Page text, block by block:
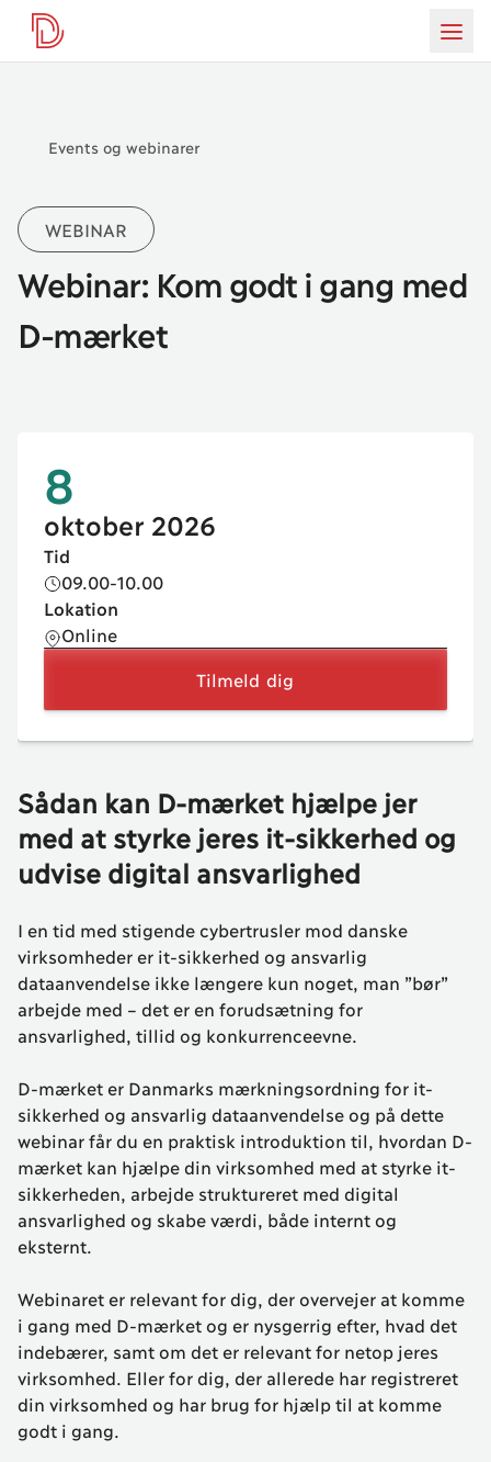
D-mærket
da
Events og webinarer
WEBINAR
Webinar: Kom godt i gang med
D-mærket
8
oktober 2026
Tid
09.00-10.00
Lokation
Online
Tilmeld dig
Sådan kan D-mærket hjælpe jer
med at styrke jeres it-sikkerhed og
udvise digital ansvarlighed
I en tid med stigende cybertrusler mod danske
virksomheder er it-sikkerhed og ansvarlig
dataanvendelse ikke længere kun noget, man ”bør”
arbejde med – det er en forudsætning for
ansvarlighed, tillid og konkurrenceevne.
D-mærket er Danmarks mærkningsordning for it-
sikkerhed og ansvarlig dataanvendelse og på dette
webinar får du en praktisk introduktion til, hvordan D-
mærket kan hjælpe din virksomhed med at styrke it-
sikkerheden, arbejde struktureret med digital
ansvarlighed og skabe værdi, både internt og
eksternt.
Webinaret er relevant for dig, der overvejer at komme
i gang med D-mærket og er nysgerrig efter, hvad det
indebærer, samt om det er relevant for netop jeres
virksomhed. Eller for dig, der allerede har registreret
din virksomhed og har brug for hjælp til at komme
godt i gang.